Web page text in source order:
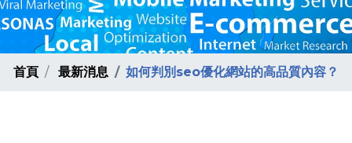
首頁 最新消息 如何判別seo優化網站的高品質內容？